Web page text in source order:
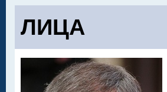
ЛИЦА